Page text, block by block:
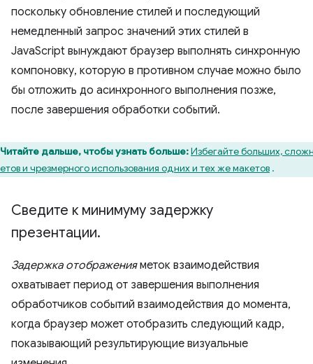
поскольку обновление стилей и последующий
немедленный запрос значений этих стилей в
JavaScript вынуждают браузер выполнять синхронную
компоновку, которую в противном случае можно было
бы отложить до асинхронного выполнения позже,
после завершения обработки событий.
Читайте дальше, чтобы узнать больше:Избегайте больших,
и чрезмерного использования одних и тех же макетов .
Сведите к минимуму задержку
презентации.
Задержка отображенияметок взаимодействия
охватывает период от завершения выполнения
обработчиков событий взаимодействия до момента,
когда браузер может отобразить следующий кадр,
показывающий результирующие визуальные